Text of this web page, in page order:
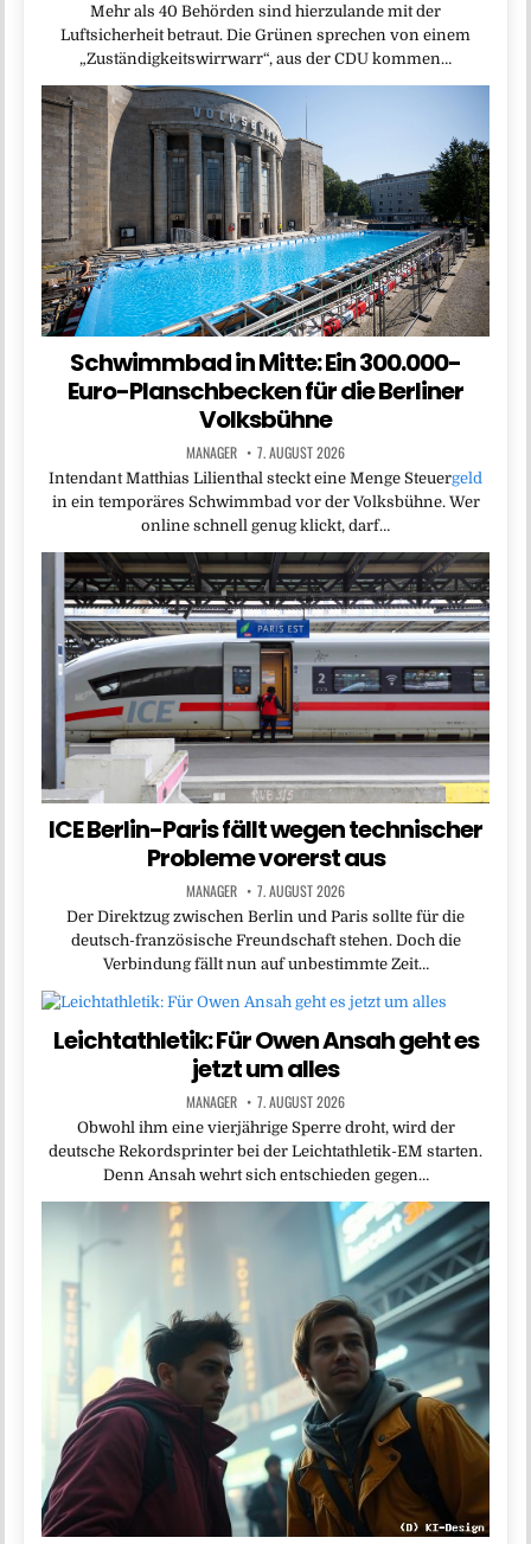
Mehr als 40 Behörden sind hierzulande mit der
Luftsicherheit betraut. Die Grünen sprechen von einem
„Zuständigkeitswirrwarr“, aus der CDU kommen…
Schwimmbad in Mitte: Ein 300.000-
Euro-Planschbecken für die Berliner
Volksbühne
MANAGER 7. AUGUST 2026
Intendant Matthias Lilienthal steckt eine Menge Steuergeld
in ein temporäres Schwimmbad vor der Volksbühne. Wer
online schnell genug klickt, darf…
ICE Berlin-Paris fällt wegen technischer
Probleme vorerst aus
MANAGER 7. AUGUST 2026
Der Direktzug zwischen Berlin und Paris sollte für die
deutsch-französische Freundschaft stehen. Doch die
Verbindung fällt nun auf unbestimmte Zeit…
Leichtathletik: Für Owen Ansah geht es
jetzt um alles
MANAGER 7. AUGUST 2026
Obwohl ihm eine vierjährige Sperre droht, wird der
deutsche Rekordsprinter bei der Leichtathletik-EM starten.
Denn Ansah wehrt sich entschieden gegen…